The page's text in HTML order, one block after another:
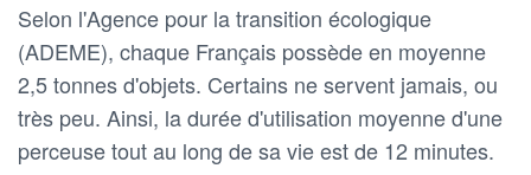
Selon l'Agence pour la transition écologique
(ADEME), chaque Français possède en moyenne
2,5 tonnes d'objets. Certains ne servent jamais, ou
très peu. Ainsi, la durée d'utilisation moyenne d'une
perceuse tout au long de sa vie est de 12 minutes.